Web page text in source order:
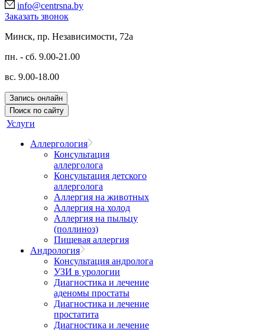
info@centrsna.by
Заказать звонок
Минск, пр. Независимости, 72a
пн. - сб. 9.00-21.00
вс. 9.00-18.00
Запись онлайн
Поиск по сайту
Услуги
Аллергология
Консультация
аллерголога
Консультация детского
аллерголога
Аллергия на животных
Аллергия на холод
Аллергия на пыльцу
(поллиноз)
Пищевая аллергия
Андрология
Консультация андролога
УЗИ в урологии
Диагностика и лечение
аденомы простаты
Диагностика и лечение
простатита
Диагностика и лечение